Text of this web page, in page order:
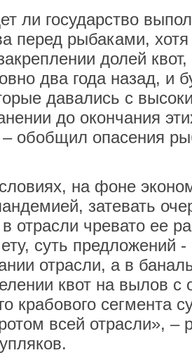
ли государство
перед рыбаками,
долей
два года назад, и
давались с
до окончания
обобщил опасения
на фоне
затевать
отрасли чревато ее
суть предложений -
отрасли, а в
квот на вылов
крабового сегмента
всей отрасли», –